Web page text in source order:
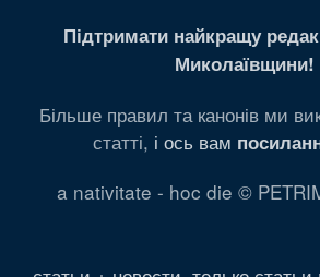
Підтримати найкращу
Миколаївщини!
Більше правил та канонів ми
статті, і ось вам
a nativitate - hoc die ©